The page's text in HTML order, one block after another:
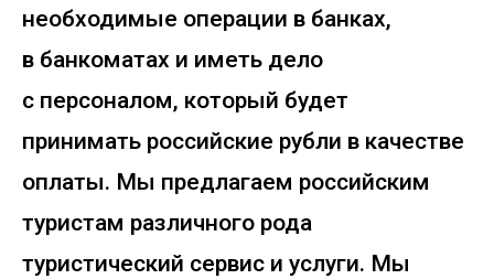
необходимые операции в банках,
в банкоматах и иметь дело
с персоналом, который будет
принимать российские рубли в качестве
оплаты. Мы предлагаем российским
туристам различного рода
туристический сервис и услуги. Мы